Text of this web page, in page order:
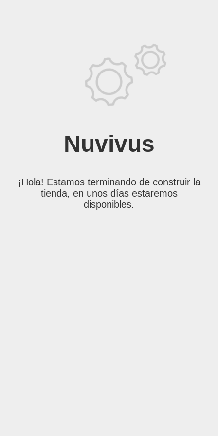
Nuvivus
¡Hola! Estamos terminando de construir la
tienda, en unos días estaremos
disponibles.